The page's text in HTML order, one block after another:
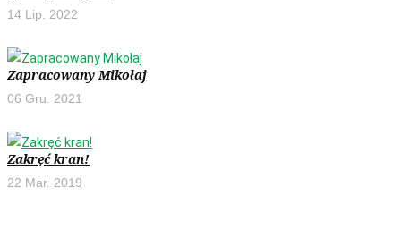
14 Lip. 2022
Zapracowany Mikołaj
06 Gru. 2021
Zakręć kran!
22 Mar. 2019